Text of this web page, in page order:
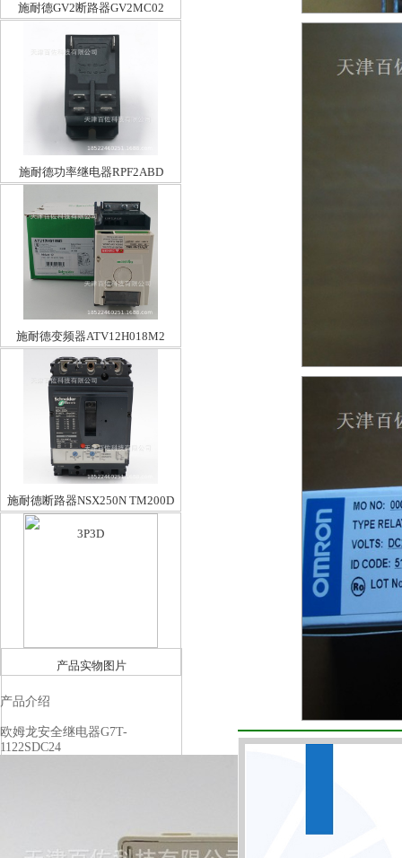
施耐德GV2断路器GV2MC02
施耐德功率继电器RPF2ABD
施耐德变频器ATV12H018M2
施耐德断路器NSX250N TM200D
3P3D
产品实物图片
产品介绍
欧姆龙安全继电器G7T-
1122SDC24